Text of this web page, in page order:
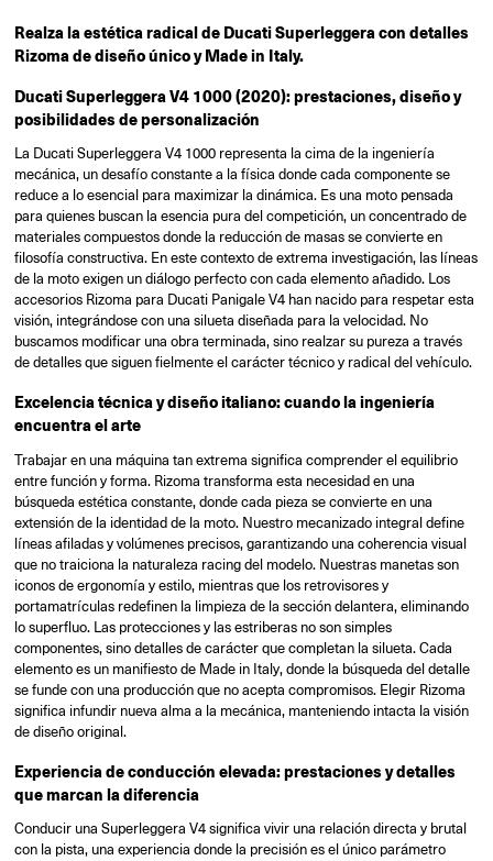
Realza la estética radical de Ducati Superleggera con detalles
Rizoma de diseño único y Made in Italy.
Ducati Superleggera V4 1000 (2020): prestaciones, diseño y
posibilidades de personalización
La Ducati Superleggera V4 1000 representa la cima de la ingeniería
mecánica, un desafío constante a la física donde cada componente se
reduce a lo esencial para maximizar la dinámica. Es una moto pensada
para quienes buscan la esencia pura del competición, un concentrado de
materiales compuestos donde la reducción de masas se convierte en
filosofía constructiva. En este contexto de extrema investigación, las líneas
de la moto exigen un diálogo perfecto con cada elemento añadido. Los
accesorios Rizoma para Ducati Panigale V4 han nacido para respetar esta
visión, integrándose con una silueta diseñada para la velocidad. No
buscamos modificar una obra terminada, sino realzar su pureza a través
de detalles que siguen fielmente el carácter técnico y radical del vehículo.
Excelencia técnica y diseño italiano: cuando la ingeniería
encuentra el arte
Trabajar en una máquina tan extrema significa comprender el equilibrio
entre función y forma. Rizoma transforma esta necesidad en una
búsqueda estética constante, donde cada pieza se convierte en una
extensión de la identidad de la moto. Nuestro mecanizado integral define
líneas afiladas y volúmenes precisos, garantizando una coherencia visual
que no traiciona la naturaleza racing del modelo. Nuestras manetas son
iconos de ergonomía y estilo, mientras que los retrovisores y
portamatrículas redefinen la limpieza de la sección delantera, eliminando
lo superfluo. Las protecciones y las estriberas no son simples
componentes, sino detalles de carácter que completan la silueta. Cada
elemento es un manifiesto de Made in Italy, donde la búsqueda del detalle
se funde con una producción que no acepta compromisos. Elegir Rizoma
significa infundir nueva alma a la mecánica, manteniendo intacta la visión
de diseño original.
Experiencia de conducción elevada: prestaciones y detalles
que marcan la diferencia
Conducir una Superleggera V4 significa vivir una relación directa y brutal
con la pista, una experiencia donde la precisión es el único parámetro